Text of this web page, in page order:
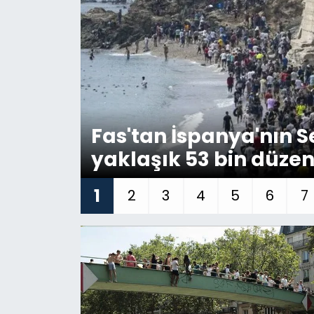
Fas'tan İspanya'nın
yaklaşık 53 bin
1 2 3 4 5 6 7
Gündem
KKTC YEREL SEÇİM 2018
Kültür Sanat
Magazin
Nöbetçi Eczaneler
Otomobil Dünyası